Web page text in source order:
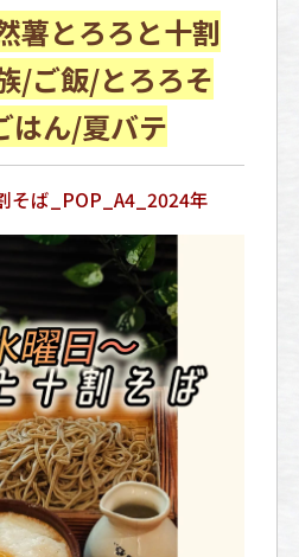
薯とろろと十割
/ご飯/とろろそ
はん/夏バテ
そば_POP_A4_2024年